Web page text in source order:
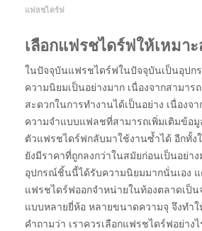
แฟลชไดร์ฟ
เลือกแฟรชไดร์ฟให้เหมา
ในปัจจุบันแฟรชไดร์ฟในปัจจุบันเป็นอุปก
ความนิยมเป็นอย่างมาก เนื่องจากสามาร
สะดวกในการทำงานได้เป็นอย่าง เนื่องจ
ความจำแบบแฟลชที่สามารถเพิ่มเติมข้อ
ตัวแฟรชไดร์ฟกลับมาใช้งานซ้ำได้ อีกทั้ง
ยังมีราคาที่ถูกลงกว่าในสมัยก่อนเป็นอย่าง
อุปกรณ์ชิ้นนี้ได้รับความนิยมมากนั่นเอง
แฟรชไดร์ฟออกจำหน่ายในท้องตลาดเป็
แบบหลายยี่ห้อ หลายขนาดความจุ จึงทำใ
คำถามว่า เราควรเลือกแฟรชไดร์ฟอย่าง